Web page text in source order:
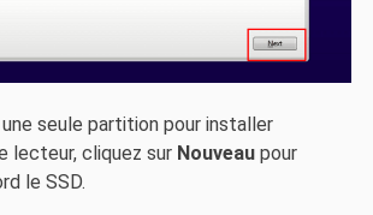
seule partition pour installer
lecteur, cliquez sur Nouveaupour
le SSD.